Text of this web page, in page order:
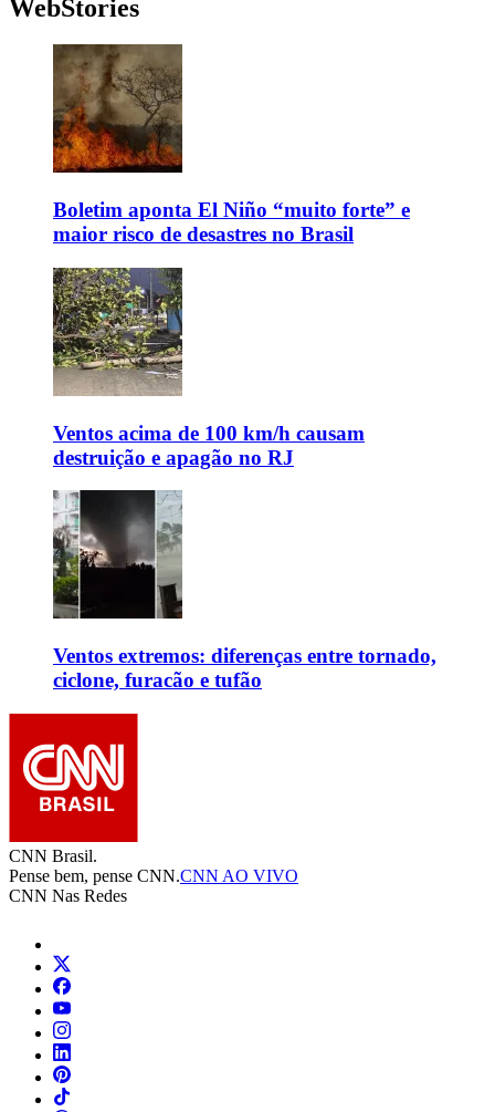
WebStories
Boletim aponta El Niño “muito forte” e
maior risco de desastres no Brasil
Ventos acima de 100 km/h causam
destruição e apagão no RJ
Ventos extremos: diferenças entre tornado,
ciclone, furacão e tufão
CNN Brasil.
Pense bem, pense CNN.CNN AO VIVO
CNN Nas Redes